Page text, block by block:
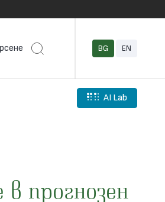
BG EN
AI Lab
прогнозен